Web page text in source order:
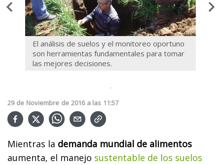
El análisis de suelos y el monitoreo oportuno
son herramientas fundamentales para tomar
las mejores decisiones.
29 de Noviembre de 2016 a las 11:57
Mientras la demanda mundial de alimentos
aumenta, el manejo sustentable de los suelos